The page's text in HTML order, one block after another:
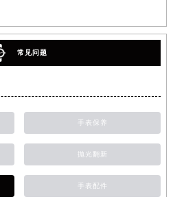
常见问题
手表保养
抛光翻新
手表配件